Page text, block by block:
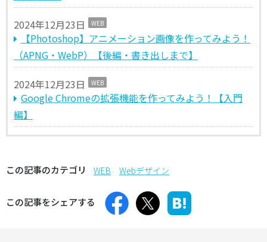
2024年12月23日 WEB
【Photoshop】アニメーション画像を作ってみよう！
（APNG・WebP）【後編・書き出しまで】
2024年12月23日 WEB
Google Chromeの拡張機能を作ってみよう！【入門
編】
この記事のカテゴリ WEB Webデザイン
この記事をシェアする